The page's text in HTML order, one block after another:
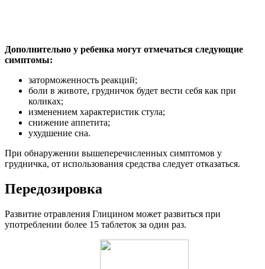
Дополнительно у ребенка могут отмечаться следующие
симптомы:
заторможенность реакций;
боли в животе, грудничок будет вести себя как при
коликах;
изменением характеристик стула;
снижение аппетита;
ухудшение сна.
При обнаружении вышеперечисленных симптомов у
грудничка, от использования средства следует отказаться.
Передозировка
Развитие отравления Глицином может развиться при
употреблении более 15 таблеток за один раз.